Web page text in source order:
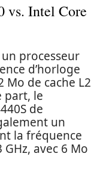
vs. Intel Core
un processeur
d’horloge
Mo de cache L2
part, le
de
un
la fréquence
avec 6 Mo